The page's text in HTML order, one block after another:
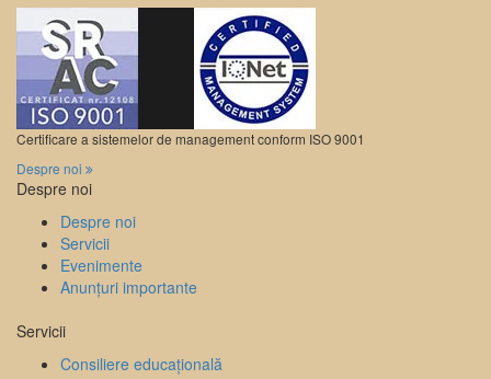
Certificare a sistemelor de management conform ISO 9001
Despre noi
Despre noi
Despre noi
Servicii
Evenimente
Anunțuri importante
Servicii
Consiliere educațională